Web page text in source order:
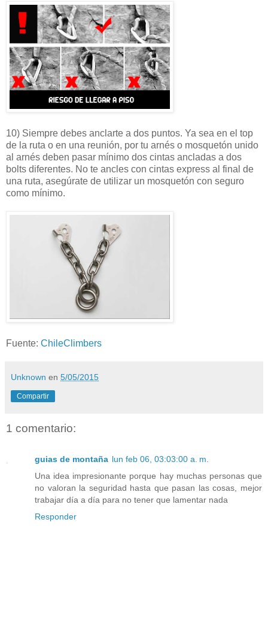
10) Siempre debes anclarte a dos puntos. Ya sea en el top
de la ruta o en una reunión, por tu arnés o mosquetón unido
al arnés deben pasar mínimo dos cintas ancladas a dos
bolts diferentes. No te ancles con cintas express al final de
una ruta, asegúrate de utilizar un mosquetón con seguro
como mínimo.
Fuente: ChileClimbers
Unknown en 5/05/2015
Compartir
1 comentario:
guias de montaña lun feb 06, 03:03:00 a. m.
Una idea impresionante porque hay muchas personas que
no valoran la seguridad hasta que pasan las cosas, mejor
trabajar día a día para no tener que lamentar nada
Responder